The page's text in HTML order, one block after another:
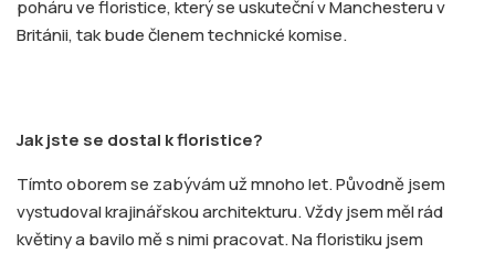
poháru ve floristice, který se uskuteční v Manchesteru v
Británii, tak bude členem technické komise.
Jak jste se dostal k floristice?
Tímto oborem se zabývám už mnoho let. Původně jsem
vystudoval krajinářskou architekturu. Vždy jsem měl rád
květiny a bavilo mě s nimi pracovat. Na floristiku jsem